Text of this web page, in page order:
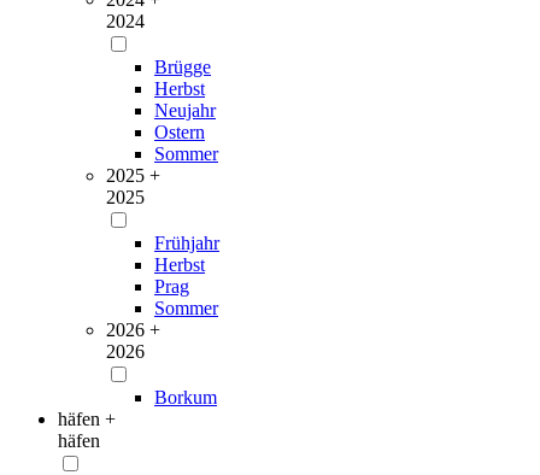
2024
Brügge
Herbst
Neujahr
Ostern
Sommer
2025 +
2025
Frühjahr
Herbst
Prag
Sommer
2026 +
2026
Borkum
häfen +
häfen